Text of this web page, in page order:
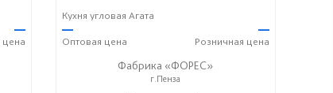
—
цена
Кухня угловая Агата
—
Оптовая цена
—
Розничная цена
Фабрика «ФОРЕС»
г.Пенза